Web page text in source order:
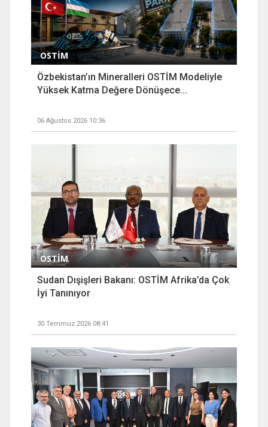
OSTİM
Özbekistan’ın Mineralleri OSTİM Modeliyle
Yüksek Katma Değere Dönüşece...
06 Ağustos 2026 10:36
OSTİM
Sudan Dışişleri Bakanı: OSTİM Afrika’da Çok
İyi Tanınıyor
30 Temmuz 2026 08:41